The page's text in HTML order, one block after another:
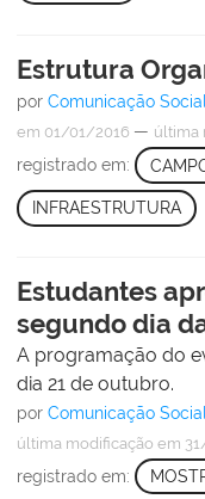
Estrutura
por Comunicação
em 01/01/2016 — última
registrado em:
INFRAESTRUTURA
Estudantes
segundo dia
A programação do
dia 21 de outubro.
por Comunicação
última modificação em
registrado em: